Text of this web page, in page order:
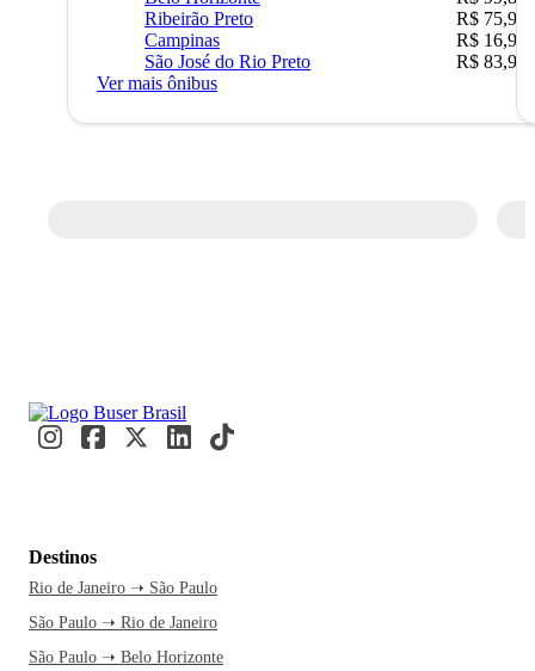
Ribeirão Preto
R$ 75,90
Campinas
R$ 16,90
São José do Rio Preto
R$ 83,90
Ver mais ônibus
Destinos
Rio de Janeiro ➝ São Paulo
São Paulo ➝ Rio de Janeiro
São Paulo ➝ Belo Horizonte